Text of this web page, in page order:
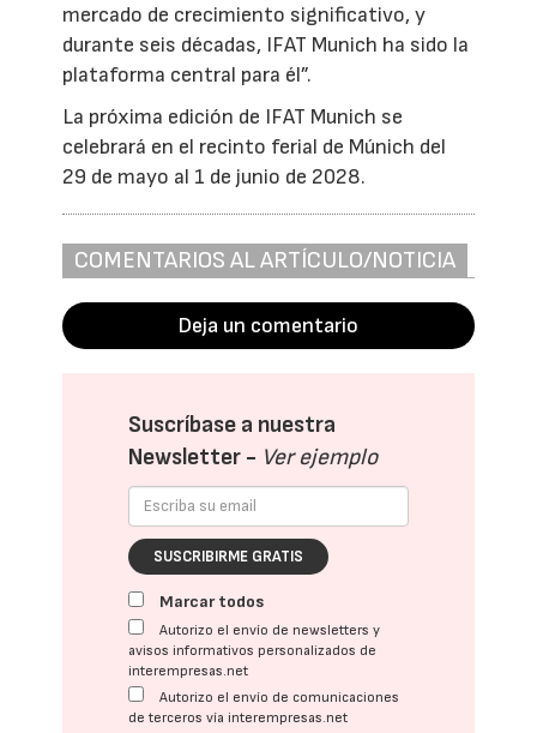
mercado de crecimiento significativo, y
durante seis décadas, IFAT Munich ha sido la
plataforma central para él”.
La próxima edición de IFAT Munich se
celebrará en el recinto ferial de Múnich del
29 de mayo al 1 de junio de 2028.
COMENTARIOS AL ARTÍCULO/NOTICIA
Deja un comentario
Suscríbase a nuestra
Newsletter - Ver ejemplo
SUSCRIBIRME GRATIS
Marcar todos
Autorizo el envío de newsletters y
avisos informativos personalizados de
interempresas.net
Autorizo el envío de comunicaciones
de terceros vía interempresas.net